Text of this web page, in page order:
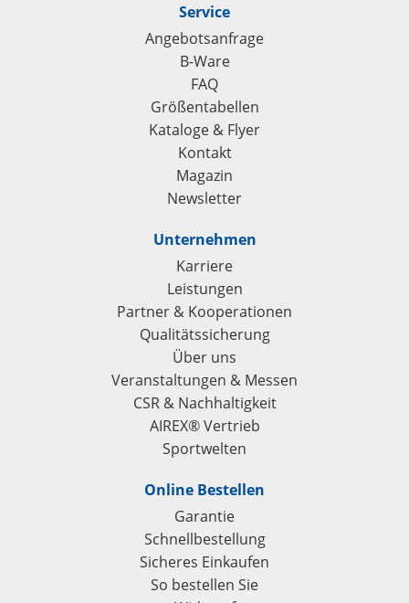
Service
Angebotsanfrage
B-Ware
FAQ
Größentabellen
Kataloge & Flyer
Kontakt
Magazin
Newsletter
Unternehmen
Karriere
Leistungen
Partner & Kooperationen
Qualitätssicherung
Über uns
Veranstaltungen & Messen
CSR & Nachhaltigkeit
AIREX® Vertrieb
Sportwelten
Online Bestellen
Garantie
Schnellbestellung
Sicheres Einkaufen
So bestellen Sie